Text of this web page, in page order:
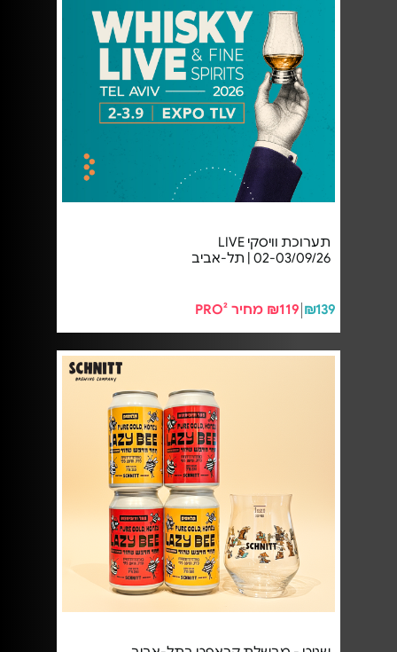
תערוכת וויסקי LIVE
02-03/09/26 | תל-אביב
₪139 ₪119 מחיר PRO²